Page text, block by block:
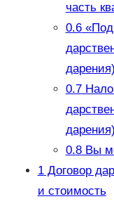
часть
0.6
0.7
0.8Вы
1Договор
и стоимость